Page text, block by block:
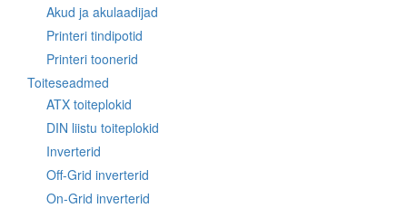
Akud ja akulaadijad
Printeri tindipotid
Printeri toonerid
Toiteseadmed
ATX toiteplokid
DIN liistu toiteplokid
Inverterid
Off-Grid inverterid
On-Grid inverterid